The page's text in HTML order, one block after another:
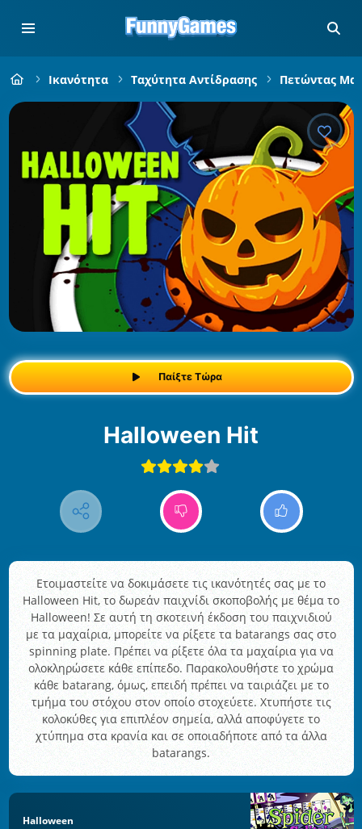
Ικανότητα Ταχύτητα Αντίδρασης Πετώντας
Παίξτε Τώρα
Halloween Hit
Ετοιμαστείτε να δοκιμάσετε τις ικανότητές σας με το
Halloween Hit, το δωρεάν παιχνίδι σκοποβολής με θέμα το
Halloween! Σε αυτή τη σκοτεινή έκδοση του παιχνιδιού
με τα μαχαίρια, μπορείτε να ρίξετε τα batarangs σας στο
spinning plate. Πρέπει να ρίξετε όλα τα μαχαίρια για να
ολοκληρώσετε κάθε επίπεδο. Παρακολουθήστε το χρώμα
κάθε batarang, όμως, επειδή πρέπει να ταιριάζει με το
τμήμα του στόχου στον οποίο στοχεύετε. Χτυπήστε τις
κολοκύθες για επιπλέον σημεία, αλλά αποφύγετε το
χτύπημα στα κρανία και σε οποιαδήποτε από τα άλλα
batarangs.
Halloween